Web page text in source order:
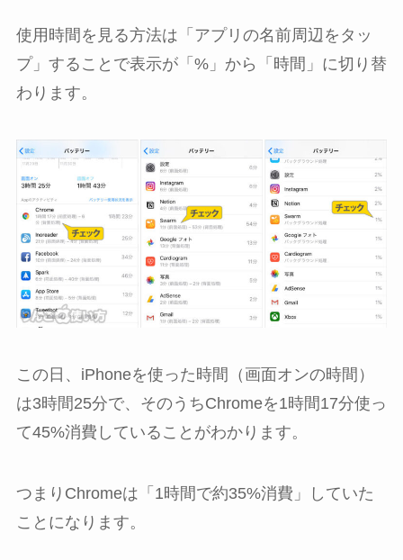
使用時間を見る方法は「アプリの名前周辺をタッ
プ」することで表示が「%」から「時間」に切り替
わります。
この日、iPhoneを使った時間（画面オンの時間）
は3時間25分で、そのうちChromeを1時間17分使っ
て45%消費していることがわかります。
つまりChromeは「1時間で約35%消費」していた
ことになります。